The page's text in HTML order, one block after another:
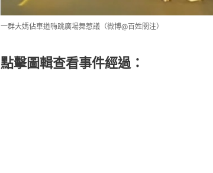
一群大媽佔車道嗨跳廣場舞惹議（微博@百姓關注）
點擊圖輯查看事件經過：